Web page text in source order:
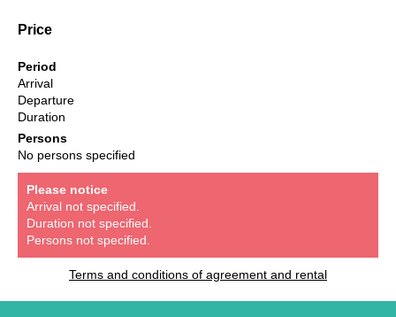
Price
Period
Arrival
Departure
Duration
Persons
No persons specified
Please notice
Arrival not specified.
Duration not specified.
Persons not specified.
Terms and conditions of agreement and rental